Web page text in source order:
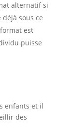
alternatif si
sous ce
est
puisse
enfants et il
des